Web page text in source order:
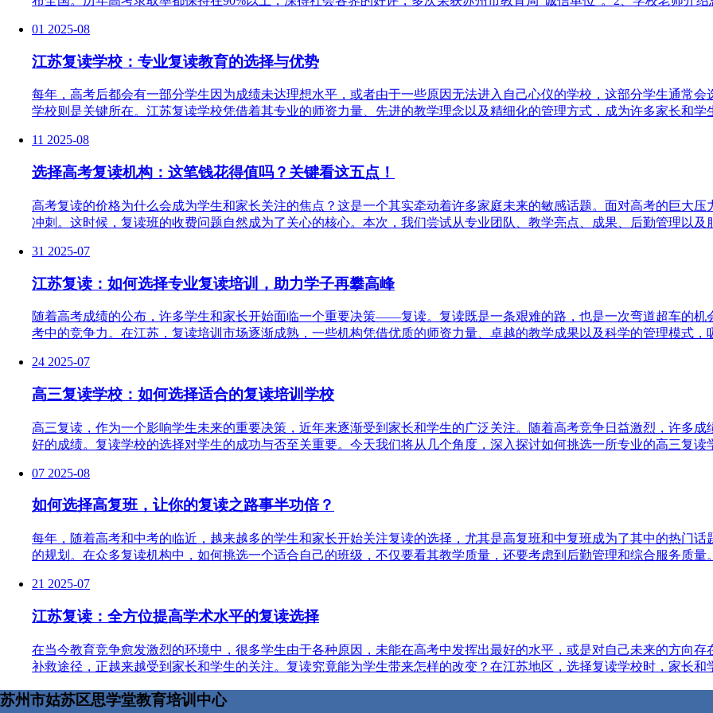
01 2025-08
江苏复读学校：专业复读教育的选择与优势
每年，高考后都会有一部分学生因为成绩未达理想水平，或者由于一些原因无法进入自己心仪的学校，这部分学生通常
学校则是关键所在。江苏复读学校凭借着其专业的师资力量、先进的教学理念以及精细化的管理方式，成为许多家长和学
11 2025-08
选择高考复读机构：这笔钱花得值吗？关键看这五点！
高考复读的价格为什么会成为学生和家长关注的焦点？这是一个其实牵动着许多家庭未来的敏感话题。面对高考的巨大
冲刺。这时候，复读班的收费问题自然成为了关心的核心。本次，我们尝试从专业团队、教学亮点、成果、后勤管理以及
31 2025-07
江苏复读：如何选择专业复读培训，助力学子再攀高峰
随着高考成绩的公布，许多学生和家长开始面临一个重要决策——复读。复读既是一条艰难的路，也是一次弯道超车的
考中的竞争力。在江苏，复读培训市场逐渐成熟，一些机构凭借优质的师资力量、卓越的教学成果以及科学的管理模式，
24 2025-07
高三复读学校：如何选择适合的复读培训学校
高三复读，作为一个影响学生未来的重要决策，近年来逐渐受到家长和学生的广泛关注。随着高考竞争日益激烈，许多
好的成绩。复读学校的选择对学生的成功与否至关重要。今天我们将从几个角度，深入探讨如何挑选一所专业的高三复读
07 2025-08
如何选择高复班，让你的复读之路事半功倍？
每年，随着高考和中考的临近，越来越多的学生和家长开始关注复读的选择，尤其是高复班和中复班成为了其中的热门
的规划。在众多复读机构中，如何挑选一个适合自己的班级，不仅要看其教学质量，还要考虑到后勤管理和综合服务质量
21 2025-07
江苏复读：全方位提高学术水平的复读选择
在当今教育竞争愈发激烈的环境中，很多学生由于各种原因，未能在高考中发挥出最好的水平，或是对自己未来的方向
补救途径，正越来越受到家长和学生的关注。复读究竟能为学生带来怎样的改变？在江苏地区，选择复读学校时，家长和
苏州市姑苏区思学堂教育培训中心